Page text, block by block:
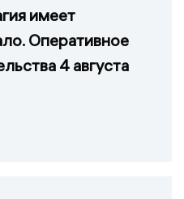
имеет
Оперативное
4 августа